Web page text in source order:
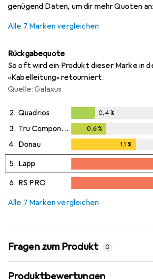
genügend Daten, um dir mehr Quoten
Alle 7 Marken vergleichen
Rückgabequote
So oft wird ein Produkt dieser Marke in
«Kabelleitung» retourniert.
Quelle: Galaxus
2. Quadrios
0,4%
0,4%
3. Tru Components 0,6 %
4. Donau 1,1 %
5. Lapp
2,1%
6. RS PRO
Alle 7 Marken vergleichen
Fragen zum Produkt 0
Produktbewertungen